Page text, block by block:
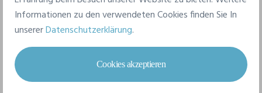
Marke
Bella-Canvas
Referenz
6003
Informationen zu den verwendeten Cookies finden Sie In
unsererDatenschutzerklärung.
Cookies akzeptieren